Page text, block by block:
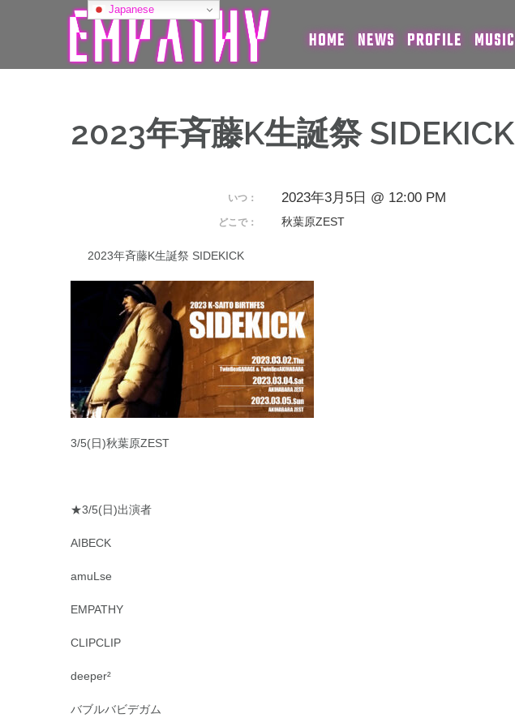
ツ
HOME NEWS PROFILE MUSIC
2023年斉藤K生誕祭 SIDEKICK
いつ： 2023年3月5日 @ 12:00 PM
どこで： 秋葉原ZEST
2023年斉藤K生誕祭 SIDEKICK
3/5(日)秋葉原ZEST
★3/5(日)出演者
AIBECK
amuLse
EMPATHY
CLIPCLIP
deeper²
バブルバビデガム
Japanese